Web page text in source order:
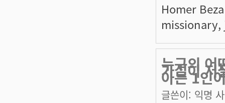
Homer
누구의 어
가설이 저
아는 1인
글쓴이: 익명